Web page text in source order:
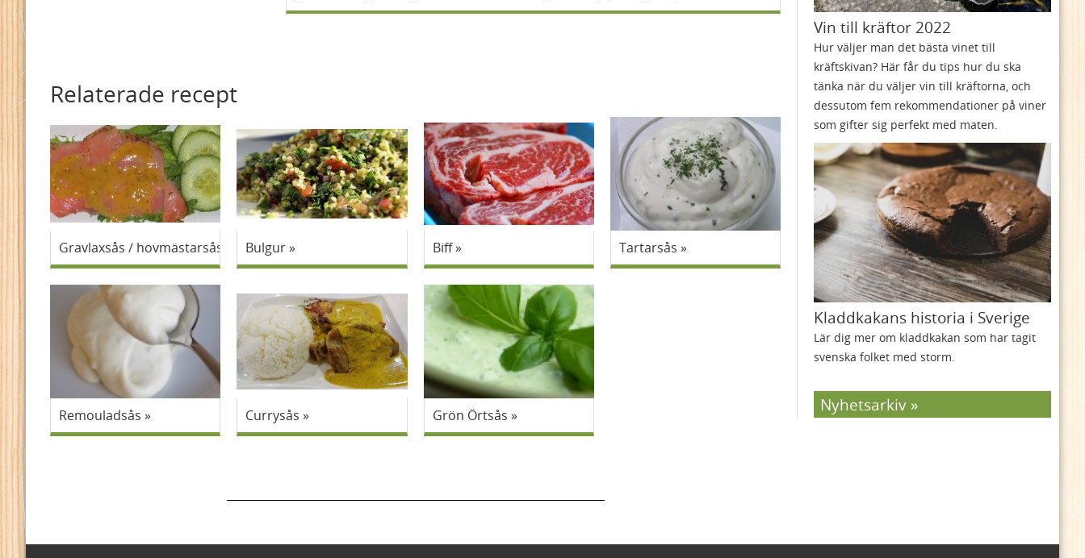
Relaterade recept
Gravlaxsås / hovmästarsås Bulgur Biff Tartarsås
Remouladsås Currysås Grön Örtsås
Vin till kräftor 2022
Hur väljer man det bästa vinet till
kräftskivan? Här får du tips hur du ska
tänka när du väljer vin till kräftorna, och
dessutom fem rekommendationer på viner
som gifter sig perfekt med maten.
Kladdkakans historia i Sverige
Lär dig mer om kladdkakan som har tagit
svenska folket med storm.
Nyhetsarkiv